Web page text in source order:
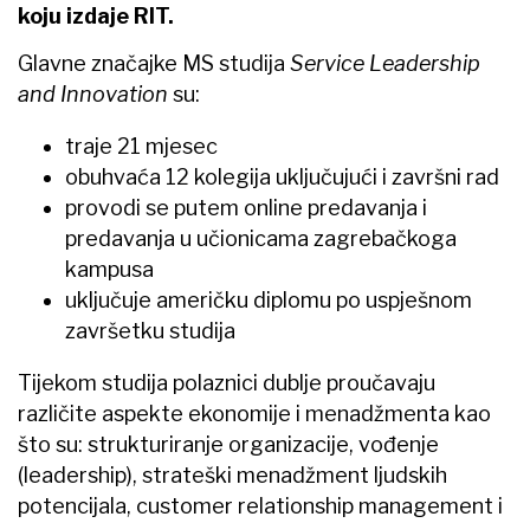
koju izdaje RIT.
Glavne značajke MS studija Service Leadership
and Innovation su:
traje 21 mjesec
obuhvaća 12 kolegija uključujući i završni rad
provodi se putem online predavanja i
predavanja u učionicama zagrebačkoga
kampusa
uključuje američku diplomu po uspješnom
završetku studija
Tijekom studija polaznici dublje proučavaju
različite aspekte ekonomije i menadžmenta kao
što su: strukturiranje organizacije, vođenje
(leadership), strateški menadžment ljudskih
potencijala, customer relationship management i